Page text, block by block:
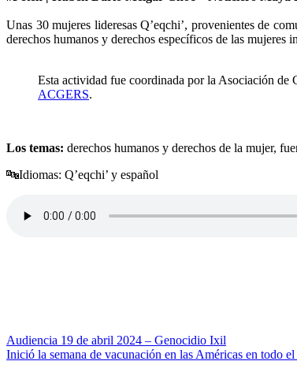
Unas 30 mujeres lideresas Q’eqchi’, provenientes de
derechos humanos y derechos específicos de las
Esta actividad fue coordinada por la Asociación de
ACGERS.
Los temas: derechos humanos y derechos de la mujer,
🔤Idiomas: Q’eqchi’ y español
Navegación
de
Audiencia 19 de abril 2024 – Genocidio Ixil
Inició la semana de vacunación en las Américas en todo el